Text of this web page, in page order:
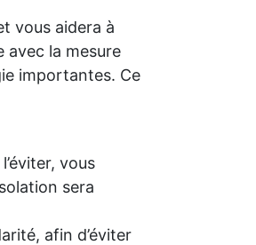
vous aidera à
avec la mesure
importantes. Ce
vous
sera
afin d’éviter